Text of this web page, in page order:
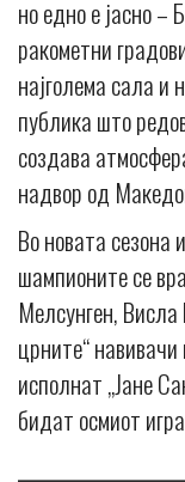
но едно е јасно –
ракометни
најголема сала и
публика што
создава
надвор од
Во новата сезона
шампионите се
Мелсунген,
црните“
исполнат „Јане
бидат осмиот